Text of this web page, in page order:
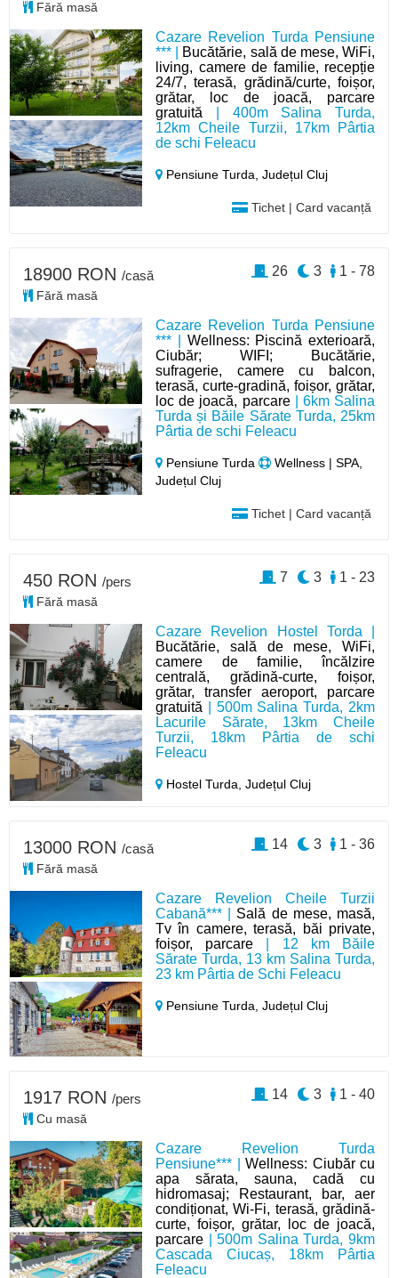
Cazare Revelion Turda Pensiune
*** | Bucătărie, sală de mese, WiFi,
living, camere de familie, recepție
24/7, terasă, grădină/curte, foișor,
grătar, loc de joacă, parcare
gratuită | 400m Salina Turda,
12km Cheile Turzii, 17km Pârtia
de schi Feleacu
Pensiune Turda,Județul Cluj
Tichet | Card vacanță
Fără masă
Cazare Revelion Turda Pensiune
*** | Wellness: Piscină exterioară,
Ciubăr; WIFI; Bucătărie,
sufragerie, camere cu balcon,
terasă, curte-gradină, foișor, grătar,
loc de joacă, parcare| 6km Salina
Turda și Băile Sărate Turda, 25km
Pârtia de schi Feleacu
Pensiune Turda
Wellness | SPA,
Județul Cluj
Tichet | Card vacanță
18900 RON /casă
Fără masă
1 - 78
3
26
Cazare Revelion Hostel Torda |
Bucătărie, sală de mese, WiFi,
camere de familie, încălzire
centrală, grădină-curte, foișor,
grătar, transfer aeroport, parcare
gratuită | 500m Salina Turda, 2km
Lacurile Sărate, 13km Cheile
Turzii, 18km Pârtia de schi
Feleacu
Hostel Turda,Județul Cluj
450 RON /pers
Fără masă
1 - 23
3
7
Cazare Revelion Cheile Turzii
Cabană*** | Sală de mese, masă,
Tv în camere, terasă, băi private,
foișor, parcare | 12 km Băile
Sărate Turda, 13 km Salina Turda,
23 km Pârtia de Schi Feleacu
Pensiune Turda,Județul Cluj
13000 RON /casă
Fără masă
1 - 36
3
14
Cazare Revelion Turda
Pensiune*** |Wellness: Ciubăr cu
apa sărata, sauna, cadă cu
hidromasaj; Restaurant, bar, aer
condiționat, Wi-Fi, terasă, grădină-
curte, foișor, grătar, loc de joacă,
parcare | 500m Salina Turda, 9km
Cascada Ciucaș, 18km Pârtia
Feleacu
1917 RON /pers
Cu masă
1 - 40
3
14